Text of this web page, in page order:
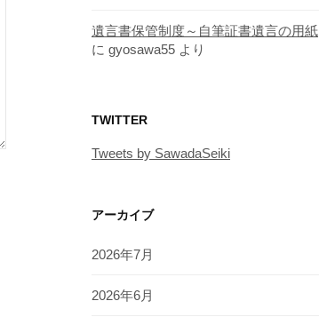
遺言書保管制度～自筆証書遺言の用紙
に gyosawa55 より
TWITTER
Tweets by SawadaSeiki
アーカイブ
2026年7月
2026年6月